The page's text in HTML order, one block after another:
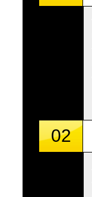
02